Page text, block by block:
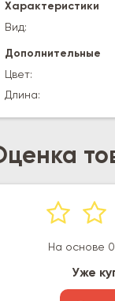
Характеристики
Вид:
Дополнительные
Цвет:
Длина:
На основе
Уже